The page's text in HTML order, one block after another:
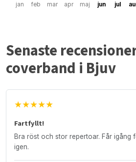
jan feb mar apr maj jun jul
Senaste
coverband i Bjuv
★★★★★
Fartfyllt!
Bra röst och stor repertoar. Får igång
igen.